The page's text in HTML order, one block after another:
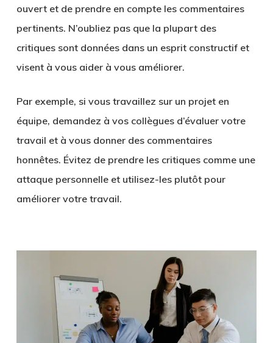
ouvert et de prendre en compte les commentaires
pertinents. N’oubliez pas que la plupart des
critiques sont données dans un esprit constructif et
visent à vous aider à vous améliorer.
Par exemple, si vous travaillez sur un projet en
équipe, demandez à vos collègues d’évaluer votre
travail et à vous donner des commentaires
honnêtes. Évitez de prendre les critiques comme une
attaque personnelle et utilisez-les plutôt pour
améliorer votre travail.